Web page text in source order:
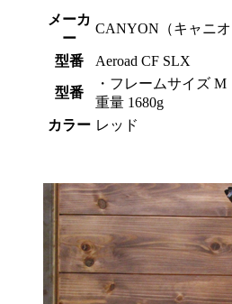
メーカ
ー
CANYON（キャニオ
型番 Aeroad CF SLX
型番
・フレームサイズ M
重量 1680g
カラー レッド